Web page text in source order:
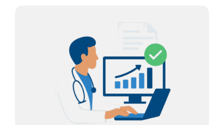
Keine Steuernachzahlung
Überraschende Steuernachzahlungen sind der
Albtraum für jeden Selbständigen. Wir erstellen
daher zweimal pro Jahr eine Steuerhochrechnung
für Sie. Die laufenden Steuervorauszahlungen